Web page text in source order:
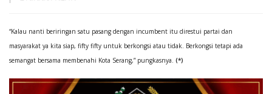
“Kalau nanti beriringan satu pasang dengan incumbent itu direstui partai dan
masyarakat ya kita siap, fifty fifty untuk berkongsi atau tidak. Berkongsi tetapi ada
semangat bersama membenahi Kota Serang,” pungkasnya. (*)